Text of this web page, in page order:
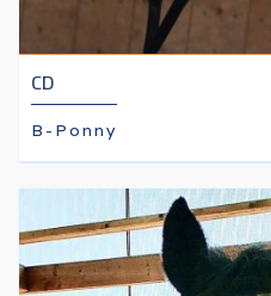
CD
B-Ponny